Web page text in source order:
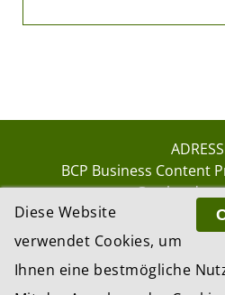
BCP Business Content
8002
Diese Website
verwendet Cookies, um
Ihnen eine bestmögliche